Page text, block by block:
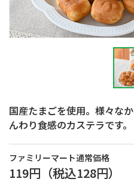
国産たまごを使用。様々な
んわり食感のカステラです。
ファミリーマート通常価格
119円 （税込128円）